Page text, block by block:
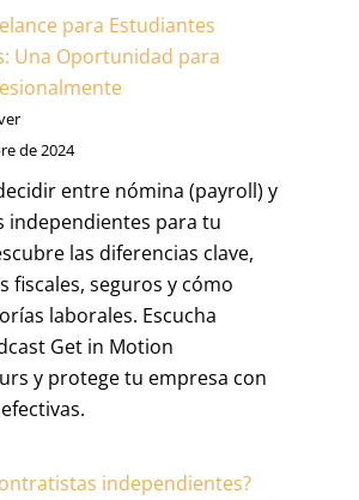
para Estudiantes
Una Oportunidad para
de 2024
entre nómina (payroll) y
independientes para tu
las diferencias clave,
fiscales, seguros y cómo
laborales. Escucha
Get in Motion
y protege tu empresa con
independientes?